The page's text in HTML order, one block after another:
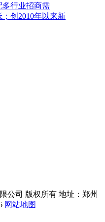
多行业招商需
创2010年以来新
公司 版权所有 地址：郑州
网站地图